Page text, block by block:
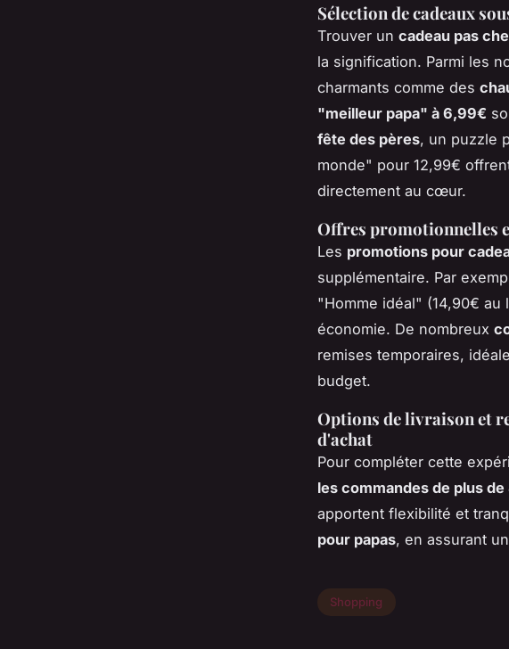
Sélection de cadeaux
Trouver un cadeau pas
la signification. Parmi les
charmants comme des
"meilleur papa" à 6,99€
fête des pères, un puzzle
monde" pour 12,99€
directement au cœur.
Offres promotionnelles
Les promotions pour
supplémentaire. Par
"Homme idéal" (14,90€
économie. De nombreux
remises temporaires,
budget.
Options de livraison et
d'achat
Pour compléter cette
les commandes de plus
apportent flexibilité et
pour papas, en assurant
Shopping